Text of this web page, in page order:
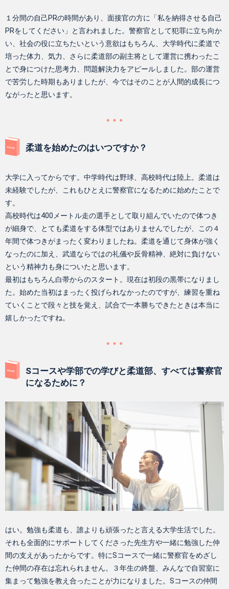
１分間の自己PRの時間があり、面接官の方に「私を納得させる自己
PRをしてください」と言われました。警察官として犯罪に立ち向か
い、社会の役に立ちたいという意欲はもちろん、大学時代に柔道で
培った体力、気力、さらに柔道部の副主将として運営に携わったこ
とで身につけた思考力、問題解決力をアピールしました。部の運営
で苦労した時期もありましたが、今ではそのことが人間的成長につ
ながったと思います。
柔道を始めたのはいつですか？
大学に入ってからです。中学時代は野球、高校時代は陸上。柔道は
未経験でしたが、これもひとえに警察官になるために始めたことで
す。
高校時代は400メートル走の選手として取り組んでいたので体つき
が細身で、とても柔道をする体型ではありませんでしたが、この４
年間で体つきがまったく変わりましたね。柔道を通じて身体が強く
なったのに加え、武道ならではの礼儀や反骨精神、絶対に負けない
という精神力も身についたと思います。
最初はもちろん白帯からのスタート。現在は初段の黒帯になりまし
た。始めた当初はまったく投げられなかったのですが、練習を重ね
ていくことで段々と技を覚え、試合で一本勝ちできたときは本当に
嬉しかったですね。
Sコースや学部での学びと柔道部、すべては警察官
になるために？
はい。勉強も柔道も、誰よりも頑張ったと言える大学生活でした。
それも全面的にサポートしてくださった先生方や一緒に勉強した仲
間の支えがあったからです。特にSコースで一緒に警察官をめざし
た仲間の存在は忘れられません。３年生の終盤、みんなで自習室に
集まって勉強を教え合ったことが力になりました。Sコースの仲間